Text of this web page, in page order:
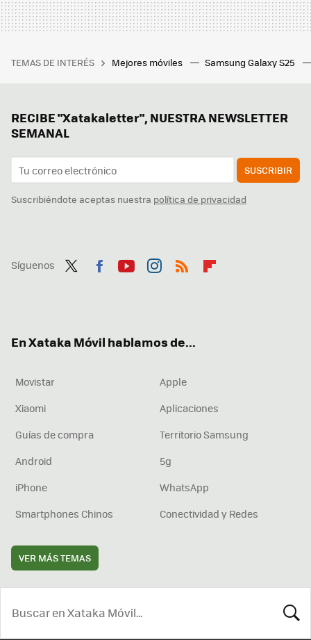
TEMAS DE INTERÉS Mejores móviles Samsung Galaxy S25
RECIBE "Xatakaletter", NUESTRA NEWSLETTER
SEMANAL
SUSCRIBIR
Suscribiéndote aceptas nuestra política de privacidad
Síguenos
En Xataka Móvil hablamos de...
Movistar
Apple
Xiaomi
Aplicaciones
Guías de compra
Territorio Samsung
Android
5g
iPhone
WhatsApp
Smartphones Chinos
Conectividad y Redes
VER MÁS TEMAS